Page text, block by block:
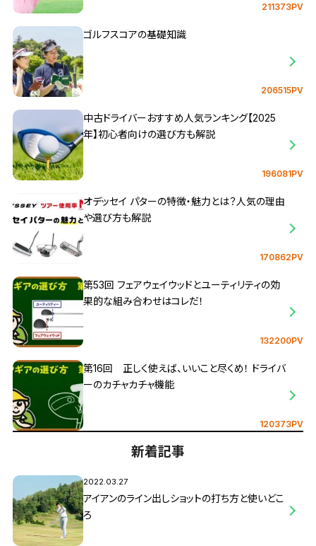
211373PV
ゴルフスコアの基礎知識
206515PV
中古ドライバーおすすめ人気ランキング【2025
年】初心者向けの選び方も解説
196081PV
オデッセイ パターの特徴・魅力とは？人気の理由
や選び方も解説
170862PV
第53回 フェアウェイウッドとユーティリティの効
果的な組み合わせはコレだ！
132200PV
第16回 正しく使えば、いいこと尽くめ！ ドライバ
ーのカチャカチャ機能
120373PV
新着記事
2022.03.27
アイアンのライン出しショットの打ち方と使いどこ
ろ